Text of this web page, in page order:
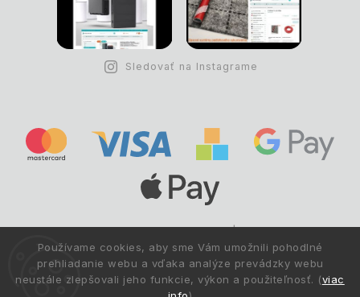
Používame cookies, aby sme Vám umožnili pohodlné
prehliadanie webu a vďaka analýze prevádzky webu
neustále zlepšovali jeho funkcie, výkon a použiteľnosť. (viac
Sledovať na Instagrame
Všetky práva vyhradené.